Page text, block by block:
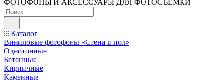
ФОТОФОНЫ И АКСЕССУАРЫ ДЛЯ ФОТОСЪЕМКИ
Каталог
Виниловые фотофоны «Стена и пол»
Однотонные
Бетонные
Кирпичные
Каменные